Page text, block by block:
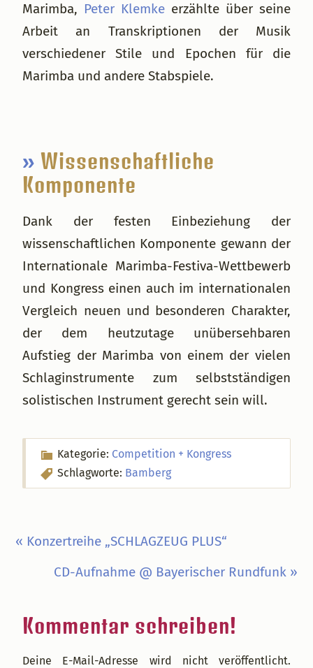
Marimba, Peter Klemke erzählte über seine
Arbeit an Transkriptionen der Musik
verschiedener Stile und Epochen für die
Marimba und andere Stabspiele.
»Wissenschaftliche
Komponente
Dank der festen Einbeziehung der
wissenschaftlichen Komponente gewann der
Internationale Marimba-Festiva-Wettbewerb
und Kongress einen auch im internationalen
Vergleich neuen und besonderen Charakter,
der dem heutzutage unübersehbaren
Aufstieg der Marimba von einem der vielen
Schlaginstrumente zum selbstständigen
solistischen Instrument gerecht sein will.
Kategorie: Competition + Kongress
Schlagworte: Bamberg
Vorheriger
« Konzertreihe „SCHLAGZEUG PLUS“
Nächster
CD-Aufnahme @ Bayerischer Rundfunk »
Leser-
Interaktionen
Kommentar schreiben!
Deine E-Mail-Adresse wird nicht veröffentlicht.